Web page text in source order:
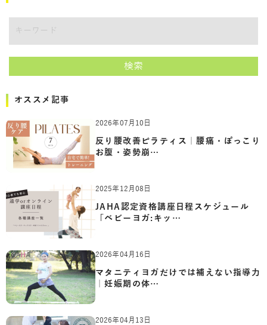
検索
オススメ記事
2026年07月10日
反り腰改善ピラティス｜腰痛・ぽっこり
お腹・姿勢崩…
2025年12月08日
JAHA認定資格講座日程スケジュール
「ベビーヨガ:キッ…
2026年04月16日
マタニティヨガだけでは補えない指導力
｜妊娠期の体…
2026年04月13日